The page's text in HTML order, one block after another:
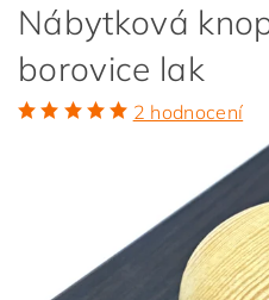
Nábytková
borovice lak
2 hodnocení